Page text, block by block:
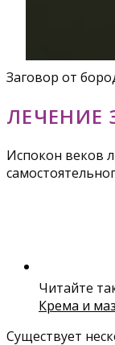
Заговор от
ЛЕЧЕНИЕ
Испокон веков
Читайте
Крема и
Существует